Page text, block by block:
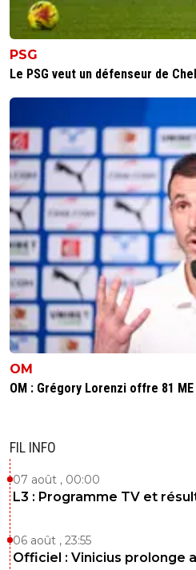
PSG
Le PSG veut un défenseur de
OM
OM : Grégory Lorenzi offre 81
FIL INFO
07 août , 00:00
L3 : Programme TV et
06 août , 23:55
Officiel : Vinicius prolonge